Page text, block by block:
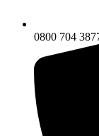
0800 704